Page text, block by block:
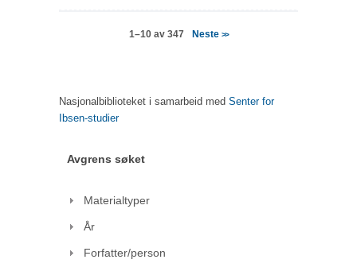
1–10 av 347 Neste >>
Nasjonalbiblioteket i samarbeid med Senter for
Ibsen-studier
Avgrens søket
Materialtyper
År
Forfatter/person